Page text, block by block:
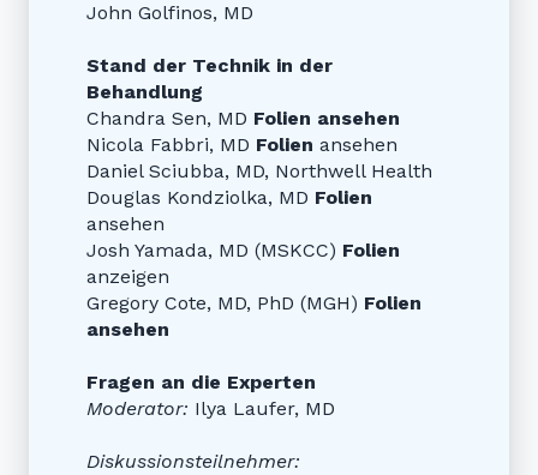
John Golfinos, MD
Stand der Technik in der
Behandlung
Chandra Sen, MD Folien ansehen
Nicola Fabbri, MD Folien ansehen
Daniel Sciubba, MD, Northwell Health
Douglas Kondziolka, MD Folien
ansehen
Josh Yamada, MD (MSKCC) Folien
anzeigen
Gregory Cote, MD, PhD (MGH) Folien
ansehen
Fragen an die Experten
Moderator: Ilya Laufer, MD
Diskussionsteilnehmer: